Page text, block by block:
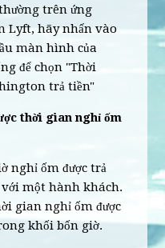
trên ứng
Lyft, hãy nhấn vào
màn hình của
để chọn "Thời
trả tiền"
thời gian nghỉ ốm
nghỉ ốm được trả
một hành khách.
gian nghỉ ốm được
khối bốn giờ.